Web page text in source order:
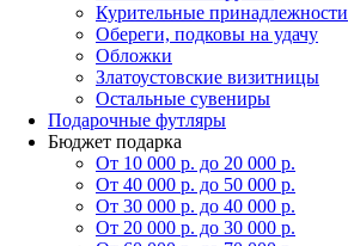
Курительные принадлежности
Обереги, подковы на удачу
Обложки
Златоустовские визитницы
Остальные сувениры
Подарочные футляры
Бюджет подарка
От 10 000 р. до 20 000 р.
От 40 000 р. до 50 000 р.
От 30 000 р. до 40 000 р.
От 20 000 р. до 30 000 р.